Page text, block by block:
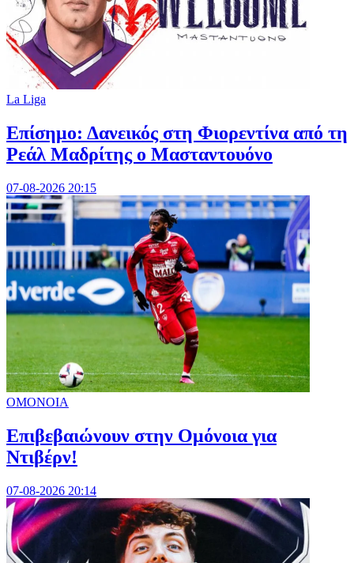
La Liga
Επίσημο: Δανεικός στη Φιορεντίνα από τη
Ρεάλ Μαδρίτης ο Μασταντουόνο
07-08-2026 20:15
ΟΜΟΝΟΙΑ
Επιβεβαιώνουν στην Ομόνοια για
Ντιβέρν!
07-08-2026 20:14